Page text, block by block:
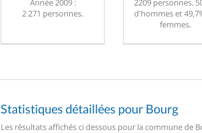
Année 2009 :
2 271 personnes.
2209 personnes.
d'hommes et
femmes.
Statistiques détaillées pour Bourg
Les résultats affichés ci dessous pour la commune de